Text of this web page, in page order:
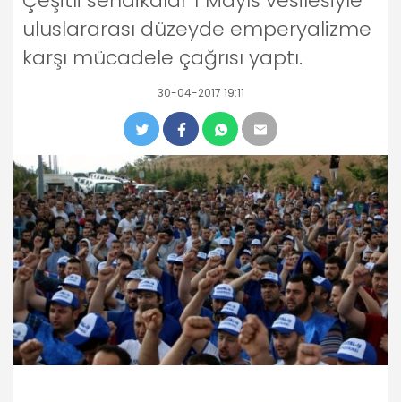
uluslararası düzeyde emperyalizme
karşı mücadele çağrısı yaptı.
30-04-2017 19:11